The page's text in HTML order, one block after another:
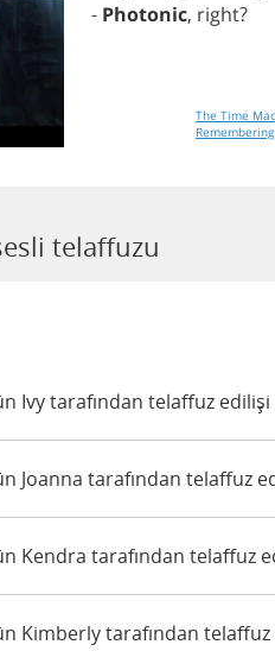
- Photonic, right?
The Time
Remembering
telaffuzu
Ivy tarafından telaffuz edilişi
Joanna tarafından telaffuz
Kendra tarafından telaffuz
Kimberly tarafından telaffuz